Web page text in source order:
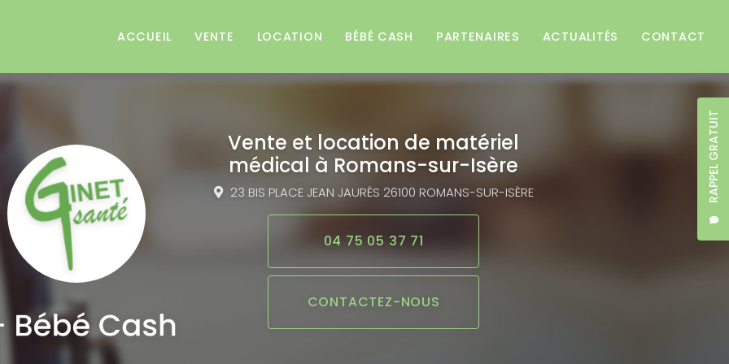
RAPPEL GRATUIT
ACCUEIL VENTE LOCATION BÉBÉ CASH PARTENAIRES ACTUALITÉS CONTACT
Vente et location de matériel
médical à Romans-sur-Isère
23 BIS PLACE JEAN JAURÈS 26100 ROMANS-SUR-ISÈRE
04 75 05 37 71
CONTACTEZ-NOUS